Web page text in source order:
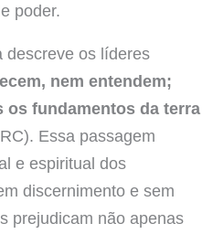
poder.
descreve os líderes
nem entendem;
os fundamentos da terra
Essa passagem
e espiritual dos
discernimento e sem
prejudicam não apenas